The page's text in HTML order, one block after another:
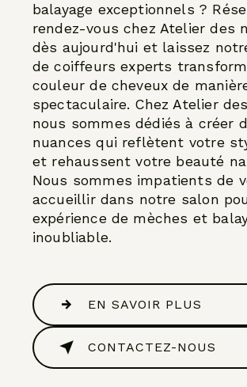
balayage exceptionnels ?
rendez-vous chez Atelier des
dès aujourd'hui et laissez
de coiffeurs experts
couleur de cheveux de
spectaculaire. Chez Atelier
nous sommes dédiés à créer
nuances qui reflètent votre
et rehaussent votre beauté
Nous sommes impatients de
accueillir dans notre salon
expérience de mèches et
inoubliable.
EN SAVOIR PLUS
CONTACTEZ-NOUS